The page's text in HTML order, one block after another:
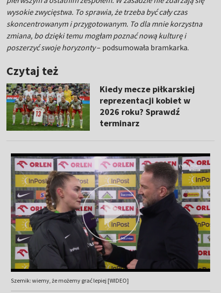
wysokie zwycięstwa. To sprawia, że trzeba być cały czas
skoncentrowanym i przygotowanym. To dla mnie korzystna
zmiana, bo dzięki temu mogłam poznać nową kulturę i
poszerzyć swoje horyzonty– podsumowała bramkarka.
Czytaj też
Kiedy mecze piłkarskiej
reprezentacji kobiet w
2026 roku? Sprawdź
terminarz
Szemik: wiemy, że możemy grać lepiej [WIDEO]